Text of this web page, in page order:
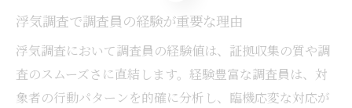
浮気調査で調査員の経験が重要な理由
浮気調査において調査員の経験値は、証拠収集の質や調
査のスムーズさに直結します。経験豊富な調査員は、対
象者の行動パターンを的確に分析し、臨機応変な対応が